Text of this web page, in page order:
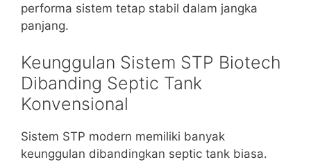
performa sistem tetap stabil dalam jangka
panjang.
Keunggulan Sistem STP Biotech
Dibanding Septic Tank
Konvensional
Sistem STP modern memiliki banyak
keunggulan dibandingkan septic tank biasa.